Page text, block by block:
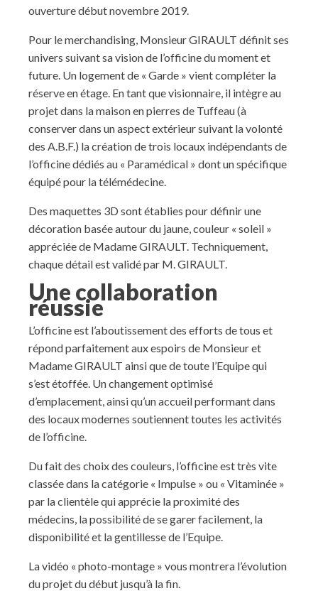
ouverture début novembre 2019.
Pour le merchandising, Monsieur GIRAULT définit ses
univers suivant sa vision de l’officine du moment et
future. Un logement de « Garde » vient compléter la
réserve en étage. En tant que visionnaire, il intègre au
projet dans la maison en pierres de Tuffeau (à
conserver dans un aspect extérieur suivant la volonté
des A.B.F.) la création de trois locaux indépendants de
l’officine dédiés au « Paramédical » dont un spécifique
équipé pour la télémédecine.
Des maquettes 3D sont établies pour définir une
décoration basée autour du jaune, couleur « soleil »
appréciée de Madame GIRAULT. Techniquement,
chaque détail est validé par M. GIRAULT.
Une collaboration
réussie
L’officine est l’aboutissement des efforts de tous et
répond parfaitement aux espoirs de Monsieur et
Madame GIRAULT ainsi que de toute l’Equipe qui
s’est étoffée. Un changement optimisé
d’emplacement, ainsi qu’un accueil performant dans
des locaux modernes soutiennent toutes les activités
de l’officine.
Du fait des choix des couleurs, l’officine est très vite
classée dans la catégorie « Impulse » ou « Vitaminée »
par la clientèle qui apprécie la proximité des
médecins, la possibilité de se garer facilement, la
disponibilité et la gentillesse de l’Equipe.
La vidéo « photo-montage » vous montrera l’évolution
du projet du début jusqu’à la fin.